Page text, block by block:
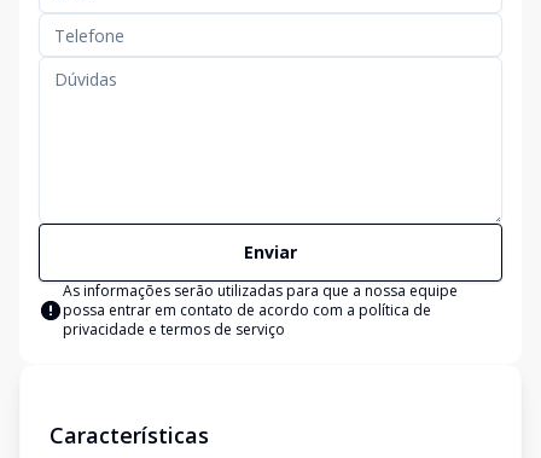
Enviar
As informações serão utilizadas para que a nossa equipe
possa entrar em contato de acordo com a política de
privacidade e termos de serviço
Características